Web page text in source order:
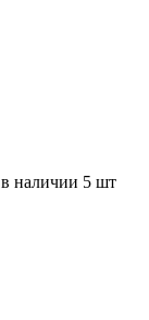
в наличии 5 шт